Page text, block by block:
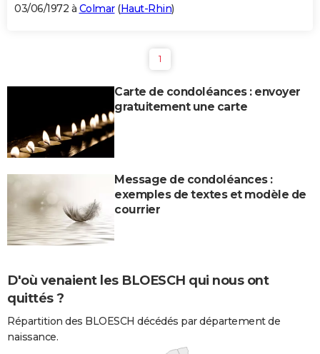
03/06/1972 à Colmar(Haut-Rhin)
1
Carte de condoléances : envoyer
gratuitement une carte
Message de condoléances :
exemples de textes et modèle de
courrier
D'où venaient les BLOESCH qui nous ont
quittés ?
Répartition des BLOESCH décédés par département de
naissance.